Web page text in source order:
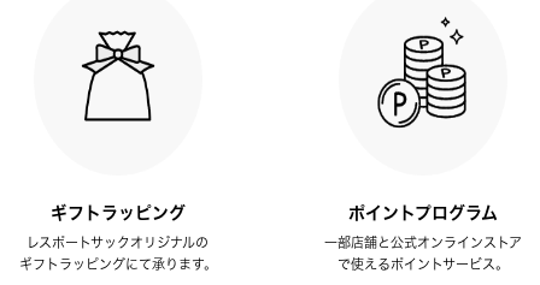
ギフトラッピング
レスポートサックオリジナルの
ギフトラッピングにて承ります。
ポイントプログラム
一部店舗と公式オンラインストア
で使えるポイントサービス。